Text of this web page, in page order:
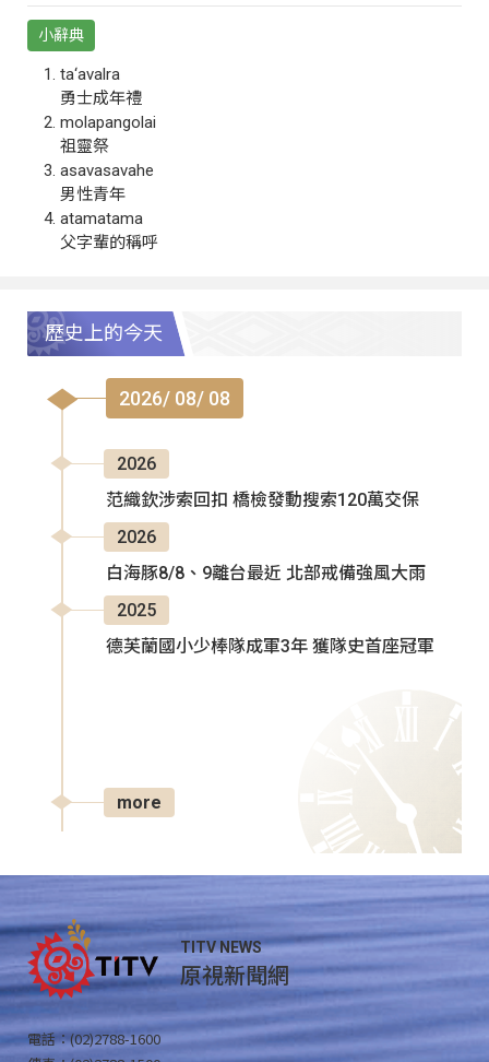
小辭典
ta‘avalra
勇士成年禮
molapangolai
祖靈祭
asavasavahe
男性青年
atamatama
父字輩的稱呼
歷史上的今天
2026/ 08/ 08
2026
范織欽涉索回扣 橋檢發動搜索120萬交保
2026
白海豚8/8、9離台最近 北部戒備強風大雨
2025
德芙蘭國小少棒隊成軍3年 獲隊史首座冠軍
more
TITV NEWS
原視新聞網
電話：(02)2788-1600